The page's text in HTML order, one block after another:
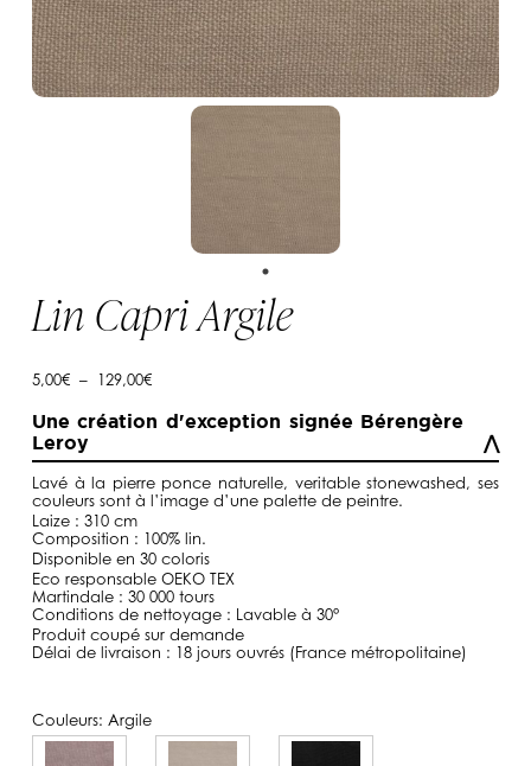
Lin Capri Argile
5,00€ – 129,00€Plage
5,00€
Une création d'exception signée Bérengère
Leroy
Lavéà la pierre ponce naturelle, veritablestonewashed, ses
couleurs sont à l’image d’une palette de peintre.
Laize : 310 cm
Composition : 100% lin.
Disponible en 30 coloris
Eco responsable OEKO TEX
Martindale : 30 000 tours
Conditions de nettoyage : Lavable à 30°
Produit coupé sur demande
Délai de livraison : 18 jours ouvrés (France métropolitaine)
Couleurs: Argile